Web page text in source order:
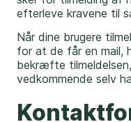
efterleve kravene til
Når dine brugere
for at de får en mail,
bekræfte
vedkommende selv